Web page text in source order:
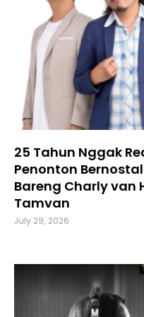
25 Tahun Nggak
Penonton
Bareng Charly van
Tamvan
July 29, 2026